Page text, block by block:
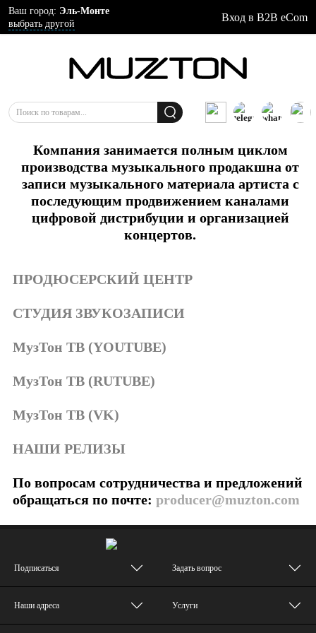
Ваш город: Эль-Монте
выбрать другой
Вход в B2B eCom
Компания занимается полным циклом
производства музыкального продакшна от
записи музыкального материала артиста с
последующим продвижением каналами
цифровой дистрибуции и организацией
концертов.
ПРОДЮСЕРСКИЙ ЦЕНТР
СТУДИЯ ЗВУКОЗАПИСИ
МузТон ТВ (YOUTUBE)
МузТон ТВ (RUTUBE)
МузТон ТВ (VK)
НАШИ РЕЛИЗЫ
По вопросам сотрудничества и предложений
обращаться по почте: producer@muzton.com
Подписаться
Наши адреса
Задать вопрос
Услуги